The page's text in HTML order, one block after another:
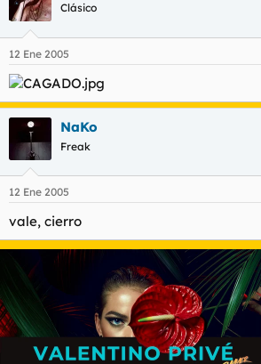
esto seria privado si no fuera porq el
impide con su prohibicion.
Clásico
12 Ene 2005
NaKo
Freak
12 Ene 2005
vale, cierro